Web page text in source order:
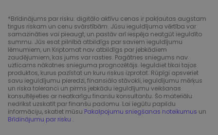
*Brīdinājums par risku: digitālo aktīvu cenas ir pakļautas augstam
tirgus riskam un cenu svārstībām. Jūsu ieguldījuma vērtība var
samazināties vai pieaugt, un pastāv arī iespēja neatgūt ieguldīto
summu. Jūs esat pilnībā atbildīgs par saviem ieguldījumu
lēmumiem, un Kriptomat nav atbildīgs par jebkādiem
zaudējumiem, kas jums var rasties. Pagātnes sniegums nav
uzticams nākotnes snieguma prognozētājs. Ieguldiet tikai tajos
produktos, kurus pazīstat un kuru riskus izprotat. Rūpīgi apsveriet
savu ieguldījumu pieredzi, finansiālo stāvokli, ieguldījumu mērķus
un riska toleranci un pirms jebkādu ieguldījumu veikšanas
konsultējieties ar neatkarīgu finanšu konsultantu. Šo materiālu
nedrīkst uzskatīt par finanšu padomu. Lai iegūtu papildu
informāciju, skatiet mūsu Pakalpojumu sniegšanas noteikumus un
Brīdinājumu par risku .